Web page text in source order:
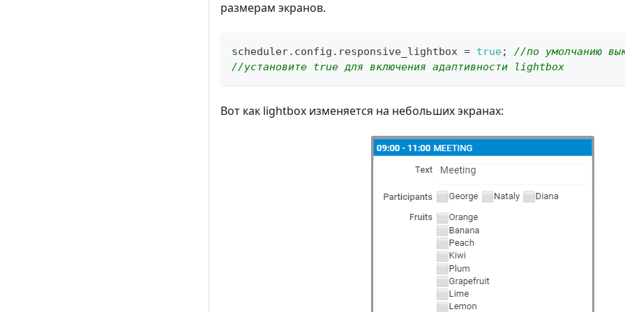
размерам экранов.
scheduler. config . responsive_lightbox = true;
//по умолчанию
//установите true для включения адаптивности lightbox
Вот как lightbox изменяется на небольших экранах: